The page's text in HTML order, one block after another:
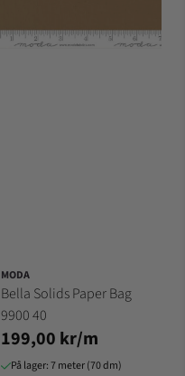
MODA
Bella Solids Paper Bag
9900 40
199,00 kr/m
På lager: 7 meter (70 dm)